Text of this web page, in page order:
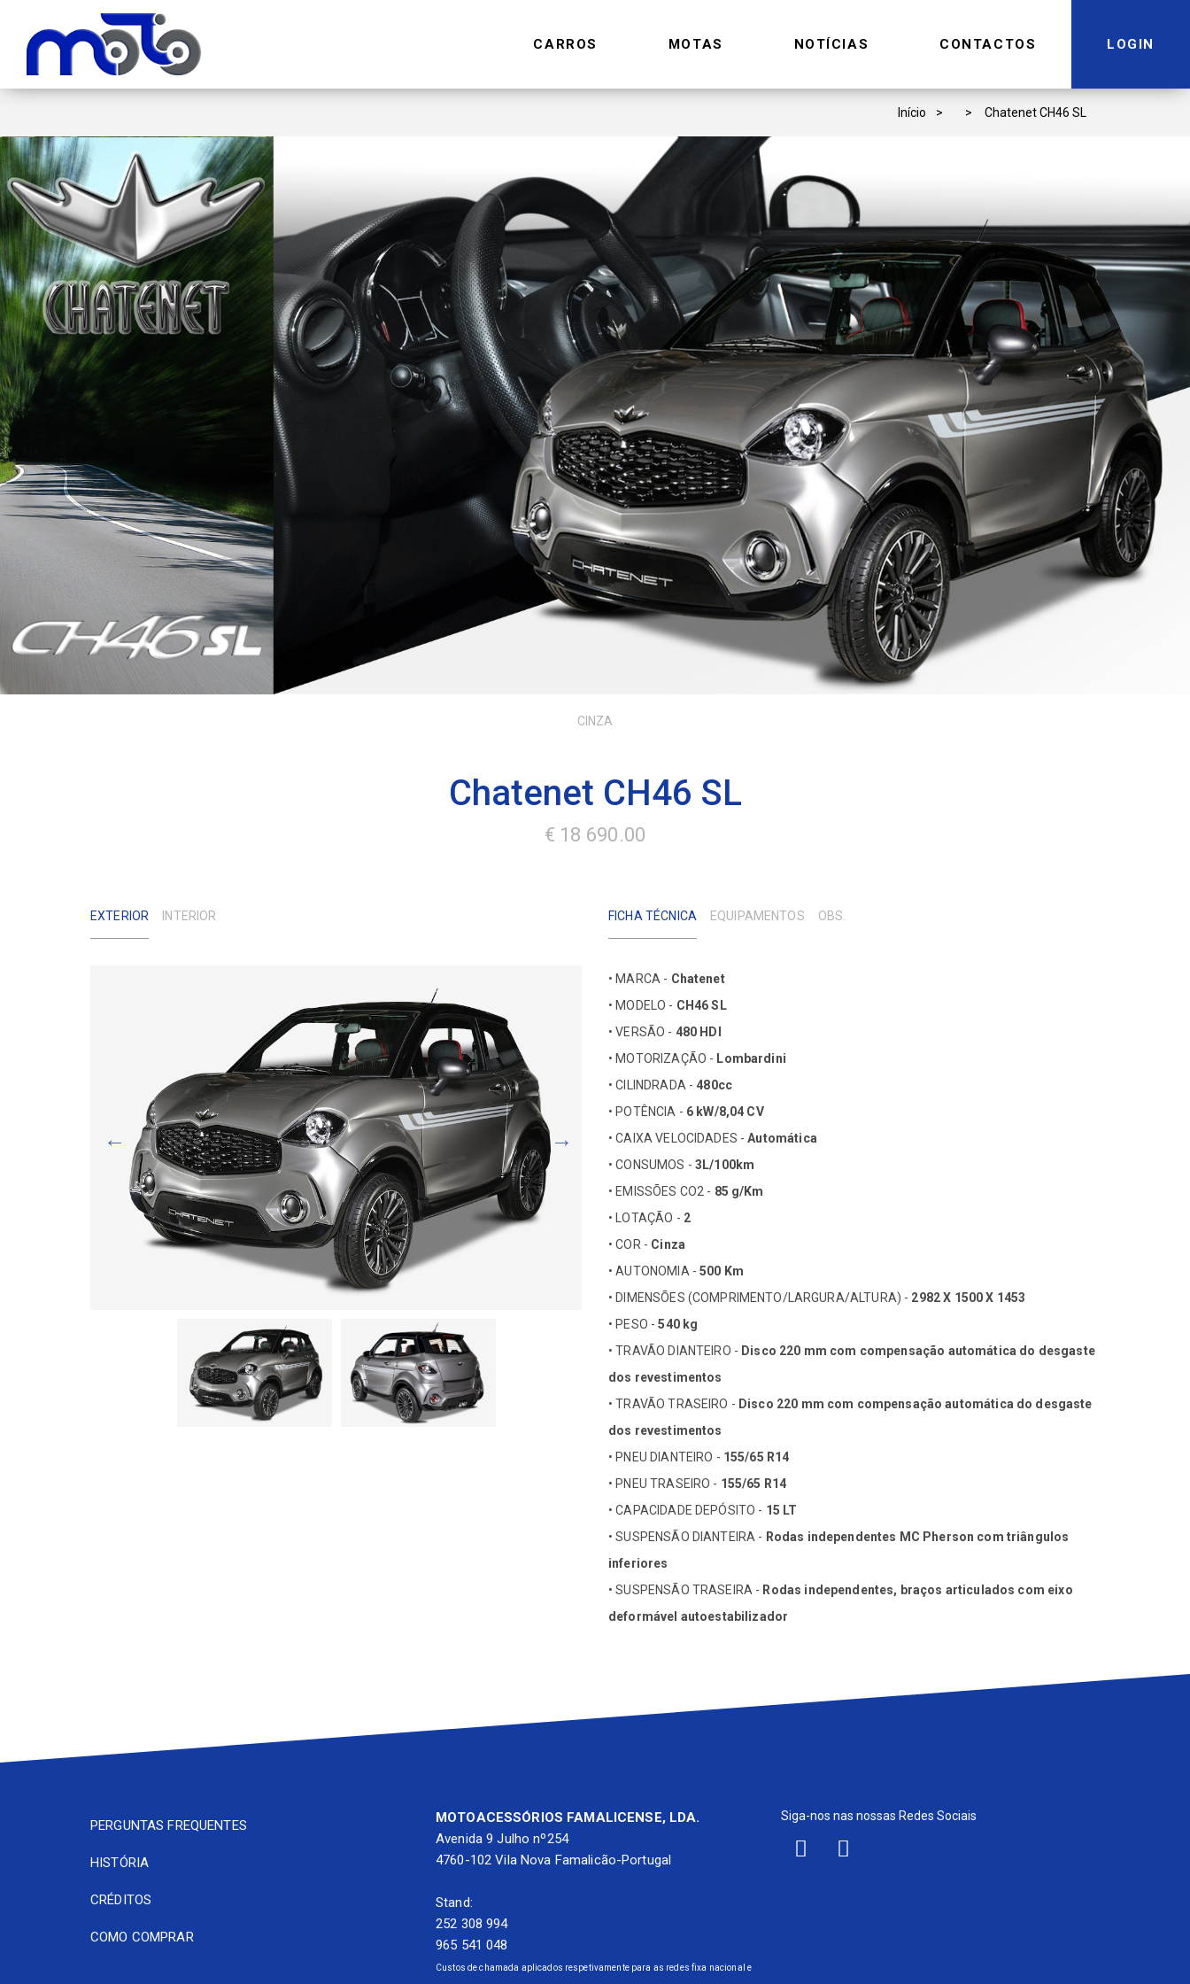
CARROS MOTAS NOTÍCIAS CONTACTOS LOGIN
Início Chatenet CH46 SL
CINZA
Chatenet CH46 SL
€ 18 690.00
EXTERIOR INTERIOR FICHA TÉCNICA EQUIPAMENTOS OBS.
• MARCA - Chatenet
• MODELO - CH46 SL
• VERSÃO - 480 HDI
• MOTORIZAÇÃO - Lombardini
• CILINDRADA - 480cc
• POTÊNCIA - 6 kW/8,04 CV
• CAIXA VELOCIDADES -Automática
• CONSUMOS - 3L/100km
• EMISSÕES CO2 - 85 g/Km
• LOTAÇÃO - 2
• COR - Cinza
• AUTONOMIA -500 Km
• DIMENSÕES (COMPRIMENTO/LARGURA/ALTURA) - 2982 X 1500 X 1453
• PESO -540 kg
• TRAVÃO DIANTEIRO - Disco 220 mm com compensação automática do desgaste
dos revestimentos
• TRAVÃO TRASEIRO - Disco 220 mm com compensação automática do desgaste
dos revestimentos
• PNEU DIANTEIRO - 155/65 R14
• PNEU TRASEIRO - 155/65 R14
• CAPACIDADE DEPÓSITO - 15 LT
• SUSPENSÃO DIANTEIRA - Rodas independentes MC Pherson com triângulos
inferiores
• SUSPENSÃO TRASEIRA - Rodas independentes, braços articulados com eixo
deformável autoestabilizador
• Fecho central de portas com comando à distância.
• Aviso sonoro de luzes.
• Travão disco às 4 rodas.
• Chapeleira.
PERGUNTAS FREQUENTES
HISTÓRIA
CRÉDITOS
COMO COMPRAR
MOTOACESSÓRIOS FAMALICENSE, LDA.
Avenida 9 Julho nº254
4760-102 Vila Nova Famalicão-Portugal
Stand:
252 308 994
965 541 048
Custos de chamada aplicados respetivamente para as redes fixa nacional e
Siga-nos nas nossas Redes Sociais